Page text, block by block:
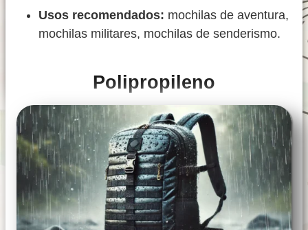
Usos recomendados: mochilas de aventura,
mochilas militares, mochilas de senderismo.
Polipropileno